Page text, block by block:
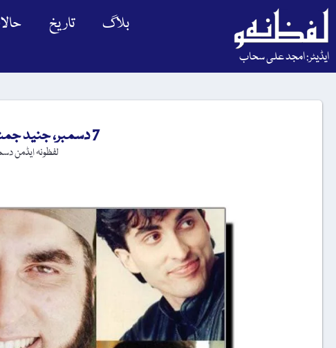
ایڈیٹر: امجد علی سحاب
بلاگ تاریخ
7 دسمبر، جنید جمشید کا یومِ انتقال
لفظونہ ایڈمندسمبر